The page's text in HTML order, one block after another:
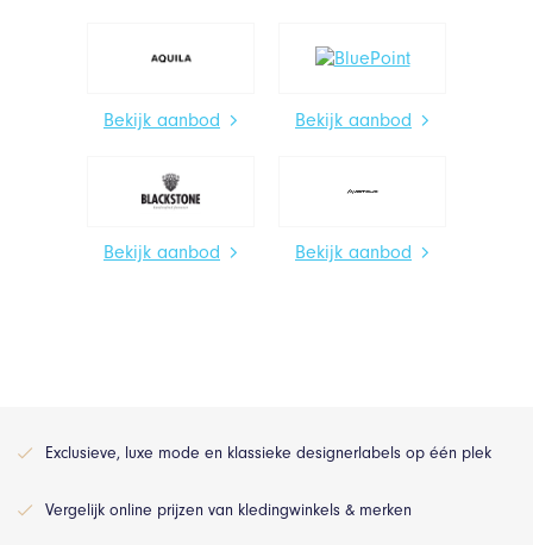
Bekijk aanbod Bekijk aanbod
Bekijk aanbod Bekijk aanbod
Exclusieve, luxe mode en klassieke designerlabels op één plek
Vergelijk online prijzen van kledingwinkels & merken